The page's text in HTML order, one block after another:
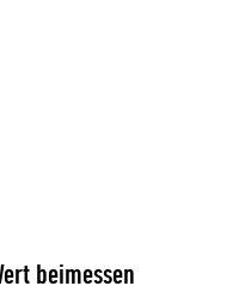
beimessen